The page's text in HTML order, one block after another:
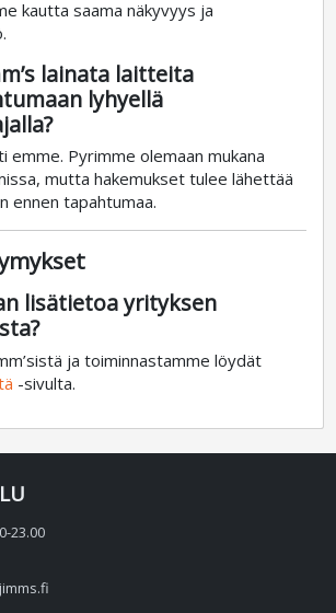
kautta saama näkyvyys ja
lainata laitteita
lyhyellä
emme. Pyrimme olemaan mukana
mutta hakemukset tulee lähettää
ennen tapahtumaa.
lisätietoa yrityksen
ja toiminnastamme löydät
-sivulta.
23.00